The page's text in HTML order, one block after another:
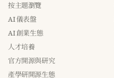
按主題瀏覽
AI 儀表盤
AI 創業生態
人才培養
官方開源與研究
產學研開源生態